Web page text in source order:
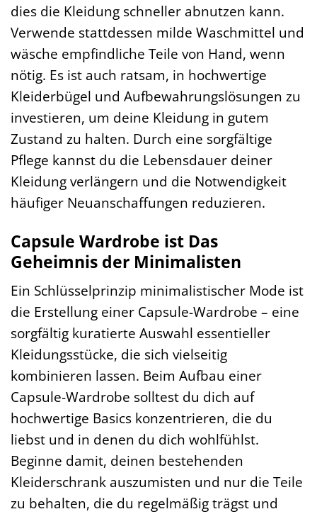
dies die Kleidung schneller abnutzen kann.
Verwende stattdessen milde Waschmittel und
wäsche empfindliche Teile von Hand, wenn
nötig. Es ist auch ratsam, in hochwertige
Kleiderbügel und Aufbewahrungslösungen zu
investieren, um deine Kleidung in gutem
Zustand zu halten. Durch eine sorgfältige
Pflege kannst du die Lebensdauer deiner
Kleidung verlängern und die Notwendigkeit
häufiger Neuanschaffungen reduzieren.
Capsule Wardrobe ist Das
Geheimnis der Minimalisten
Ein Schlüsselprinzip minimalistischer Mode ist
die Erstellung einer Capsule-Wardrobe – eine
sorgfältig kuratierte Auswahl essentieller
Kleidungsstücke, die sich vielseitig
kombinieren lassen. Beim Aufbau einer
Capsule-Wardrobe solltest du dich auf
hochwertige Basics konzentrieren, die du
liebst und in denen du dich wohlfühlst.
Beginne damit, deinen bestehenden
Kleiderschrank auszumisten und nur die Teile
zu behalten, die du regelmäßig trägst und